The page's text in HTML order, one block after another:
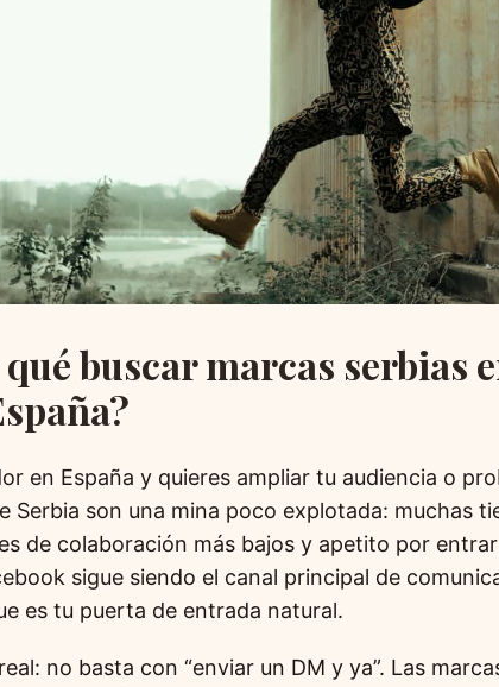
buscar marcas serbias
en España y quieres ampliar tu audiencia o
Serbia son una mina poco explotada: muchas
de colaboración más bajos y apetito por
sigue siendo el canal principal de
es tu puerta de entrada natural.
no basta con “enviar un DM y ya”. Las